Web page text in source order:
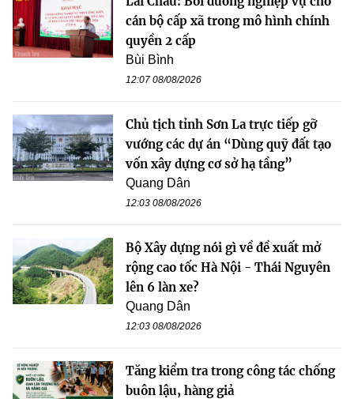
cán bộ cấp xã trong mô hình chính
quyền 2 cấp
Bùi Bình
12:07 08/08/2026
Chủ tịch tỉnh Sơn La trực tiếp gỡ
vướng các dự án “Dùng quỹ đất tạo
vốn xây dựng cơ sở hạ tầng”
Quang Dân
12:03 08/08/2026
Bộ Xây dựng nói gì về đề xuất mở
rộng cao tốc Hà Nội - Thái Nguyên
lên 6 làn xe?
Quang Dân
12:03 08/08/2026
Tăng kiểm tra trong công tác chống
buôn lậu, hàng giả